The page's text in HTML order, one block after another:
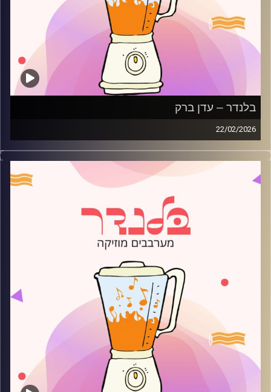
בלנדר – עדן ברק
22/02/2026
מוזיקה רגועה לפתוח איתה את הבוקר בהגשת עדן ברק
קרדיט תמונות:
AudioVersity